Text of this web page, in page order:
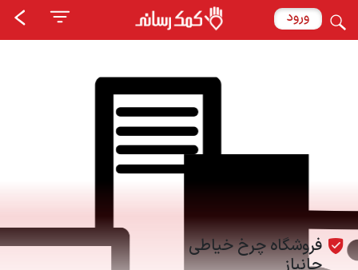
ورود
فروشگاه چرخ خیاطی
جانباز